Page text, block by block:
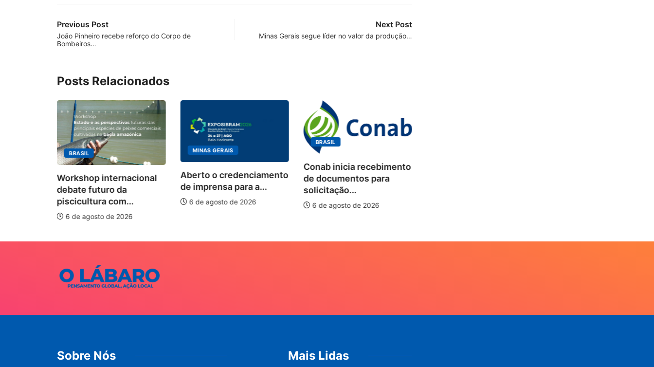
Previous Post
João Pinheiro recebe reforço do Corpo de
Bombeiros…
Next Post
Minas Gerais segue líder no valor da produção…
Posts Relacionados
BRASIL
Workshop internacional
debate futuro da
piscicultura com...
6 de agosto de 2026
MINAS GERAIS
Aberto o credenciamento
de imprensa para a...
6 de agosto de 2026
BRASIL
Conab inicia recebimento
de documentos para
solicitação...
6 de agosto de 2026
Sobre Nós Mais Lidas